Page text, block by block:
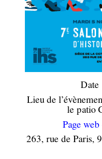
Date
Lieu de
le patio
Page web
263, rue de Paris,